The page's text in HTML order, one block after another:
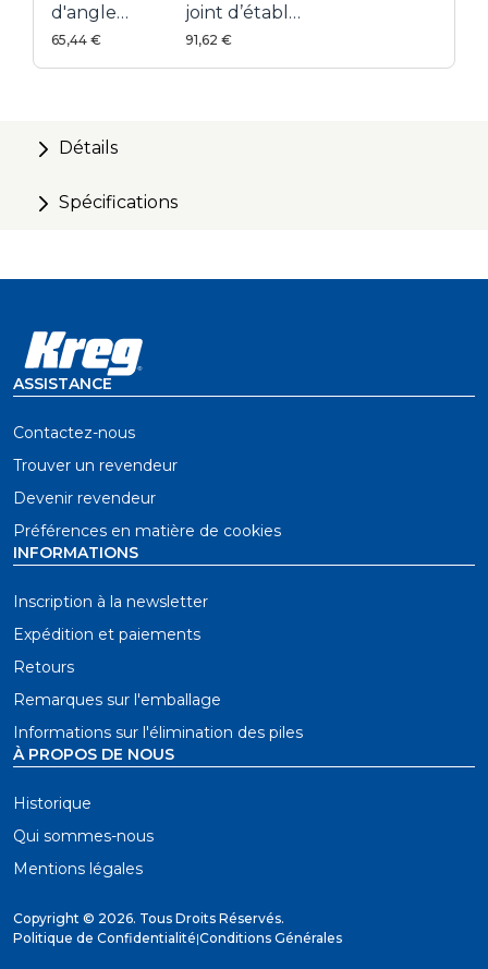
d'angle
Automaxx®
65,44 €
joint d’établi
Automaxx®
3
91,62 €
Détails
Spécifications
ASSISTANCE
Contactez-nous
Trouver un revendeur
Devenir revendeur
Préférences en matière de cookies
INFORMATIONS
Inscription à la newsletter
Expédition et paiements
Retours
Remarques sur l'emballage
Informations sur l'élimination des piles
À PROPOS DE NOUS
Historique
Qui sommes-nous
Mentions légales
Copyright © 2026. Tous Droits Réservés.
Politique de Confidentialité|Conditions Générales